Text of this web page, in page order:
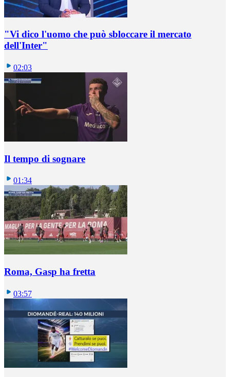
"Vi dico l'uomo che può sbloccare il mercato
dell'Inter"
02:03
Il tempo di sognare
01:34
Roma, Gasp ha fretta
03:57